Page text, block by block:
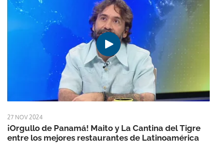
27 NOV 2024
¡Orgullo de Panamá! Maito y La Cantina del Tigre
entre los mejores restaurantes de Latinoamérica